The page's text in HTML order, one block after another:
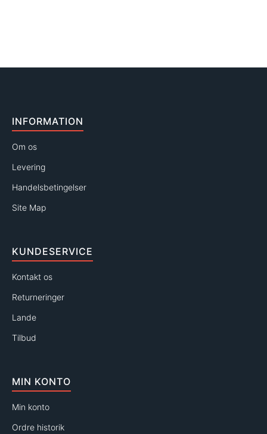
INFORMATION
Om os
Levering
Handelsbetingelser
Site Map
KUNDESERVICE
Kontakt os
Returneringer
Lande
Tilbud
MIN KONTO
Min konto
Ordre historik